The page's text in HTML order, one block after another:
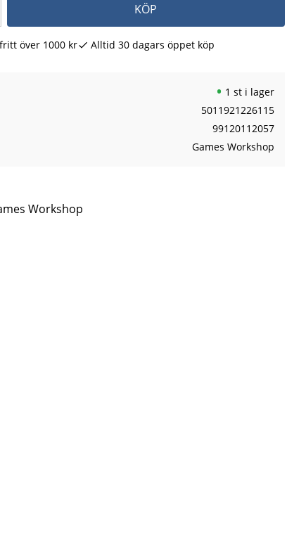
KÖP
över 1000 kr Alltid 30 dagars öppet köp
1 st i lager
5011921226115
99120112057
Games Workshop
Workshop